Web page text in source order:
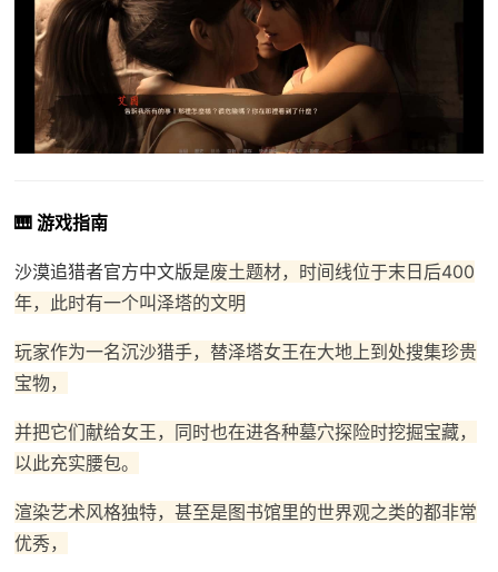
🎹 游戏指南
沙漠追猎者官方中文版是废土题材，时间线位于末日后400
年，此时有一个叫泽塔的文明
玩家作为一名沉沙猎手，替泽塔女王在大地上到处搜集珍贵
宝物，
并把它们献给女王，同时也在进各种墓穴探险时挖掘宝藏，
以此充实腰包。
渲染艺术风格独特，甚至是图书馆里的世界观之类的都非常
优秀，